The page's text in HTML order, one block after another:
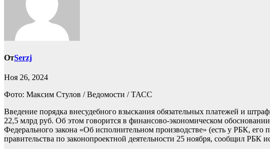
ОтSerzj
Ноя 26, 2024
Фото: Максим Стулов / Ведомости / ТАСС
Введение порядка внесудебного взыскания обязательных платежей и
22,5 млрд руб. Об этом говорится в финансово-экономическом
Федерального закона «Об исполнительном производстве» (есть у РБК,
правительства по законопроектной деятельности 25 ноября, сообщил РБК